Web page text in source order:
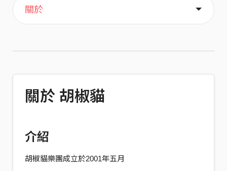
主頁
音樂
關於
關於 胡椒貓
介紹
胡椒貓樂團成立於2001年五月